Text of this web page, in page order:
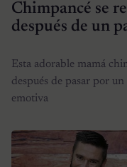
Chimpancé se
después de un
Esta adorable mamá
después de pasar por
emotiva